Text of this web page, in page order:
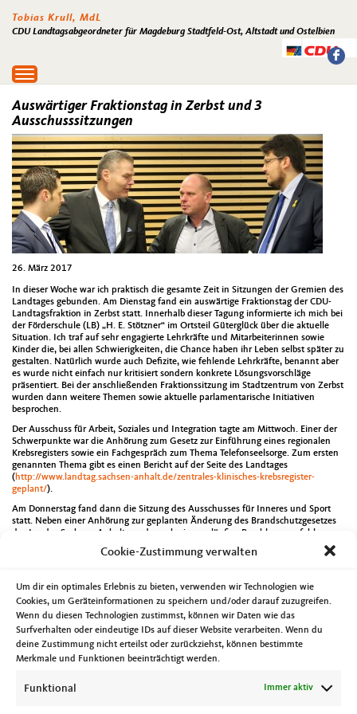
Cookie-Zustimmung verwalten
Um dir ein optimales Erlebnis zu bieten, verwenden wir Technologien wie
Cookies, um Geräteinformationen zu speichern und/oder darauf zuzugreifen.
Wenn du diesen Technologien zustimmst, können wir Daten wie das
Surfverhalten oder eindeutige IDs auf dieser Website verarbeiten. Wenn du
deine Zustimmung nicht erteilst oder zurückziehst, können bestimmte
Merkmale und Funktionen beeinträchtigt werden.
Funktional Immer aktiv
Tobias Krull, MdL
CDU Landtagsabgeordneter für Magdeburg Stadtfeld-Ost, Altstadt und Ostelbien
Toggle
navigation
Auswärtiger Fraktionstag in Zerbst und 3
Ausschusssitzungen
26. März 2017
In dieser Woche war ich praktisch die gesamte Zeit in Sitzungen der Gremien des
Landtages gebunden. Am Dienstag fand ein auswärtige Fraktionstag der CDU-
Landtagsfraktion in Zerbst statt. Innerhalb dieser Tagung informierte ich mich bei
der Förderschule (LB) „H. E. Stötzner“ im Ortsteil Güterglück über die aktuelle
Situation. Ich traf auf sehr engagierte Lehrkräfte und Mitarbeiterinnen sowie
Kinder die, bei allen Schwierigkeiten, die Chance haben ihr Leben selbst später zu
gestalten. Natürlich wurde auch Defizite, wie fehlende Lehrkräfte, benannt aber
es wurde nicht einfach nur kritisiert sondern konkrete Lösungsvorschläge
präsentiert. Bei der anschließenden Fraktionssitzung im Stadtzentrum von Zerbst
wurden dann weitere Themen sowie aktuelle parlamentarische Initiativen
besprochen.
Der Ausschuss für Arbeit, Soziales und Integration tagte am Mittwoch. Einer der
Schwerpunkte war die Anhörung zum Gesetz zur Einführung eines regionalen
Krebsregisters sowie ein Fachgespräch zum Thema Telefonseelsorge. Zum ersten
genannten Thema gibt es einen Bericht auf der Seite des Landtages
( http://www.landtag.sachsen-anhalt.de/zentrales-klinisches-krebsregister-
geplant/).
Am Donnerstag fand dann die Sitzung des Ausschusses für Inneres und Sport
statt. Neben einer Anhörung zur geplanten Änderung des Brandschutzgesetzes
des Landes Sachsen-Anhalt wurde auch eine vorläufige Beschlussempfehlung
zur Neufassung des Gesetzes über die öffentliche Sicherheit und Ordnung des
Landes Sachsen-Anhalt abgestimmt. Auch zum Thema Brandschutzgesetz gibt es
http://www.landtag.sachsen-anhalt.de/anhoerung-zum-neuen-
brandschutzgesetz/).
Die letzte Ausschusssitzung in dieser Woche bildete die Tagung des Ausschusses
für Bildung und Kultur an der ich teilweise stellvertretend teilnahm. Themen
waren unter anderem die Ausschreibung neuer Stellen für pädagogische
Mitarbeiterinnen und Mitarbeitern an den Förderschulen sowie die
Unterrichtsversorgung im allgemeinen.
Frühlingsempfang des Landesverbandes Erneuerbare Energien, eine